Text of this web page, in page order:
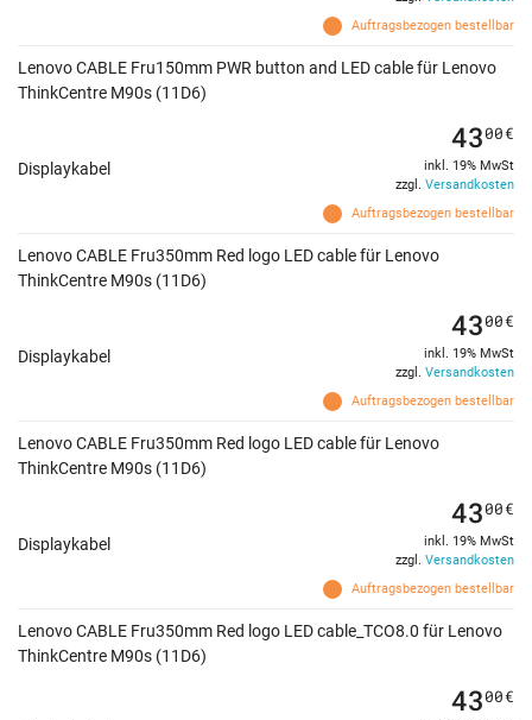
Auftragsbezogen bestellbar
Lenovo CABLE Fru150mm PWR button and LED cable für Lenovo
ThinkCentre M90s (11D6)
Displaykabel
Auftragsbezogen bestellbar
4300€
inkl. 19% MwSt
zzgl. Versandkosten
Lenovo CABLE Fru350mm Red logo LED cable für Lenovo
ThinkCentre M90s (11D6)
Displaykabel
Auftragsbezogen bestellbar
4300€
inkl. 19% MwSt
zzgl. Versandkosten
Lenovo CABLE Fru350mm Red logo LED cable für Lenovo
ThinkCentre M90s (11D6)
Displaykabel
Auftragsbezogen bestellbar
4300€
inkl. 19% MwSt
zzgl. Versandkosten
Lenovo CABLE Fru350mm Red logo LED cable_TCO8.0 für Lenovo
ThinkCentre M90s (11D6)
4300€